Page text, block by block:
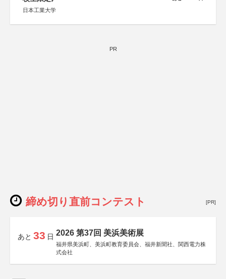
日本工業大学
PR
締め切り直前コンテスト [PR]
あと 33 日 2026 第37回 美浜美術展
福井県美浜町、美浜町教育委員会、福井新聞社、関西電力株
式会社